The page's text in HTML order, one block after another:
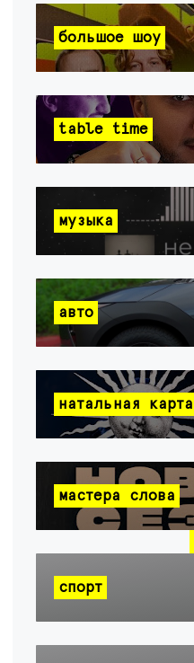
большое шоу
table time
музыка
авто
натальная карта
мастера слова
спорт